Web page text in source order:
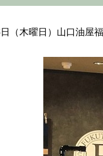
（木曜日）山口油屋